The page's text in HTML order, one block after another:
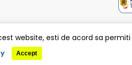
website, esti de acord sa
Accept